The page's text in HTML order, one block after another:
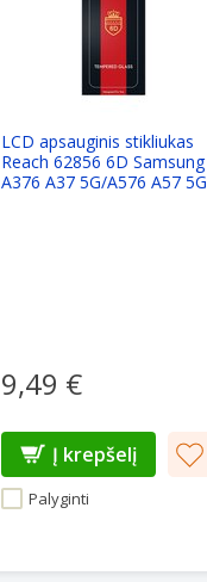
LCD apsauginis stikliukas
Reach 62856 6D Samsung
A376 A37 5G/A576 A57 5G
9,49 €
Palyginti
Į krepšelį